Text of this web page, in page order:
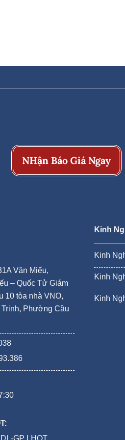
NHận Báo Giá Ngay
Văn Miếu,
– Quốc Tử Giám
10 tòa nhà VNO,
Phường Cầu
GP LHQT
Kinh
Kinh
Kinh
Kinh